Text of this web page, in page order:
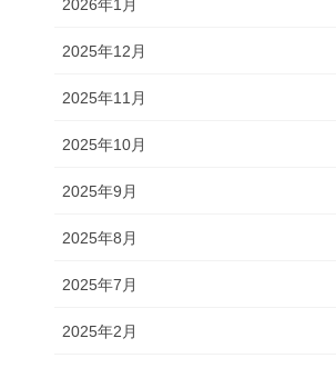
2026年1月
2025年12月
2025年11月
2025年10月
2025年9月
2025年8月
2025年7月
2025年2月